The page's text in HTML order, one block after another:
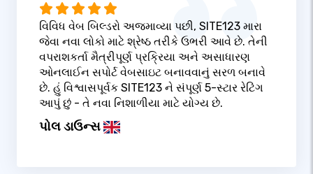
વિવિધ વેબ બિલ્ડરો અજમાવ્યા પછી, SITE123 મારા
જેવા નવા લોકો માટે શ્રેષ્ઠ તરીકે ઉભરી આવે છે. તેની
વપરાશકર્તા મૈત્રીપૂર્ણ પ્રક્રિયા અને અસાધારણ
ઓનલાઈન સપોર્ટ વેબસાઇટ બનાવવાનું સરળ બનાવે
છે. હું વિશ્વાસપૂર્વક SITE123 ને સંપૂર્ણ 5-સ્ટાર રેટિંગ
આપું છું - તે નવા નિશાળીયા માટે યોગ્ય છે.
પોલ ડાઉન્સ